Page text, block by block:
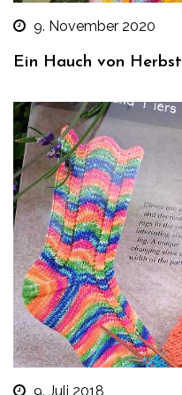
9. November 2020
Ein Hauch von Herbst
9. Juli 2018